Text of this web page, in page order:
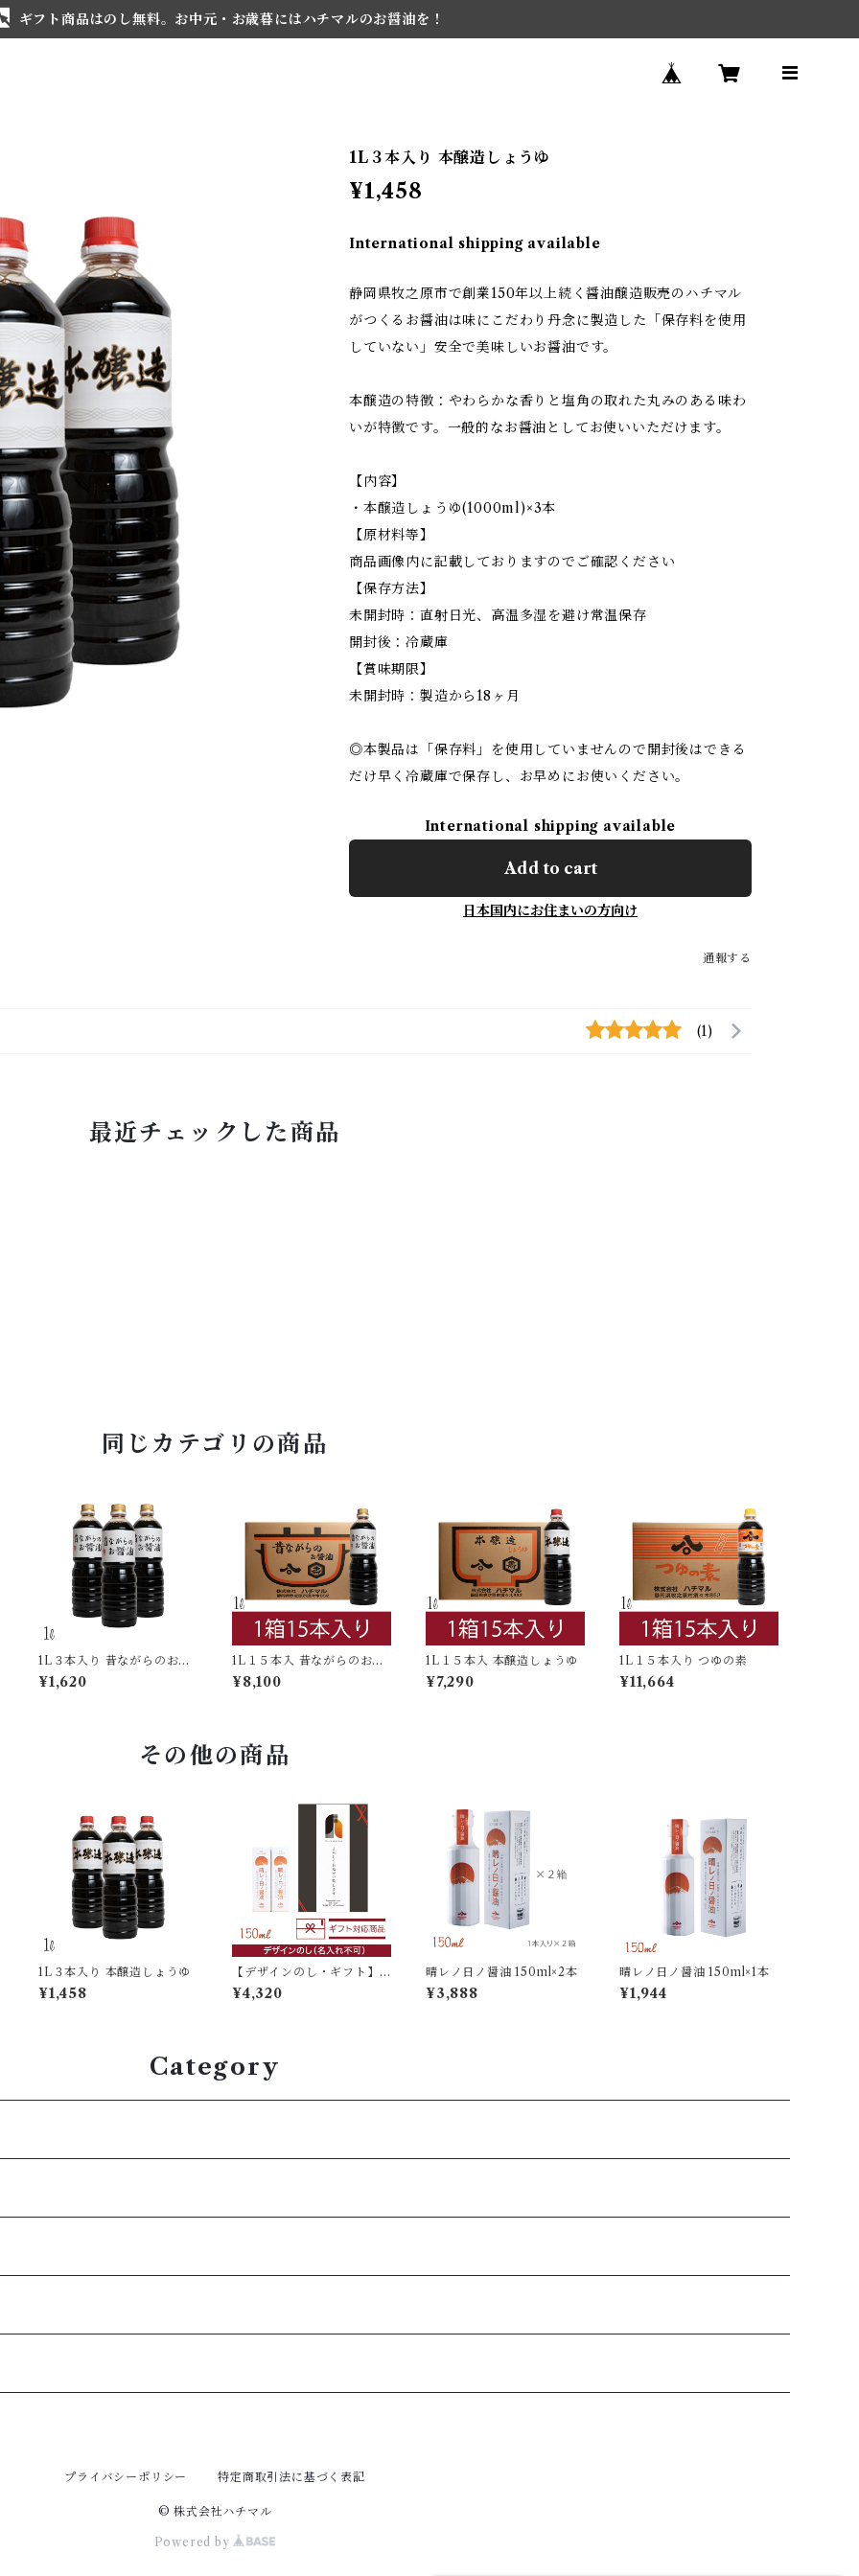
ギフト商品はのし無料。お中元・お歳暮にはハチマルのお醤油を！
1L３本入り 本醸造しょうゆ
¥1,458
International shipping available
静岡県牧之原市で創業150年以上続く醤油醸造販売のハチマル
がつくるお醤油は味にこだわり丹念に製造した「保存料を使用
していない」安全で美味しいお醤油です。
本醸造の特徴：やわらかな香りと塩角の取れた丸みのある味わ
いが特徴です。一般的なお醤油としてお使いいただけます。
【内容】
・本醸造しょうゆ(1000ml)×3本
【原材料等】
商品画像内に記載しておりますのでご確認ください
【保存方法】
未開封時：直射日光、高温多湿を避け常温保存
開封後：冷蔵庫
【賞味期限】
未開封時：製造から18ヶ月
◎本製品は「保存料」を使用していませんので開封後はできる
だけ早く冷蔵庫で保存し、お早めにお使いください。
International shipping available
Add to cart
日本国内にお住まいの方向け
通報する
(1)
最近チェックした商品
同じカテゴリの商品
1L３本入り 昔ながらのお醤
油
¥1,620
1L１５本入 昔ながらのお醤
油
¥8,100
1L１５本入 本醸造しょうゆ
¥7,290
1L１５本入り つゆの素
¥11,664
その他の商品
1L３本入り 本醸造しょうゆ
¥1,458
【デザインのし・ギフト】
晴レノ日ノ醤油 150ml×2本
入
¥4,320
晴レノ日ノ醤油 150ml×2本
¥3,888
晴レノ日ノ醤油 150ml×1本
¥1,944
Category
プライバシーポリシー 特定商取引法に基づく表記
© 株式会社ハチマル
Powered by